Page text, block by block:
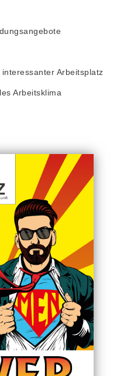
Arbeitsplatz
Arbeitsklima